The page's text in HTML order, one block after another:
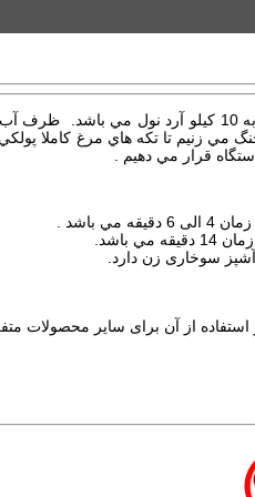
تركيب روكش اسپايسي یا روکش استریپس
چنگ مي­ زنيم تا تكه هاي مرغ
قرار مي­ دهيم .
سوخاری زن دارد.
از آن برای سایر محصولات